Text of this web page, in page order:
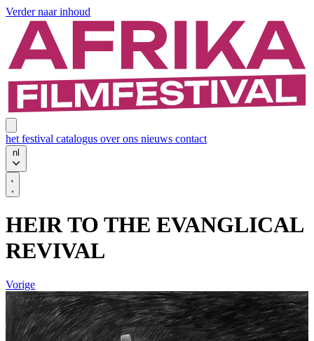
Verder naar inhoud
het festival catalogus over ons nieuws contact
nl
HEIR TO THE EVANGLICAL
REVIVAL
Vorige